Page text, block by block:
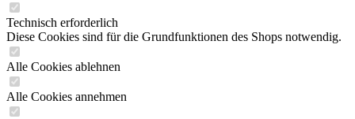
Technisch erforderlich
Diese Cookies sind für die Grundfunktionen des Shops notwendig.
Alle Cookies ablehnen
Alle Cookies annehmen